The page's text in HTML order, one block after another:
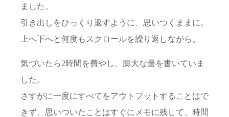
ました。
引き出しをひっくり返すように、思いつくままに。
上へ下へと何度もスクロールを繰り返しながら。
気づいたら2時間を費やし、膨大な量を書いていま
した。
さすがに一度にすべてをアウトプットすることはで
きず、思いついたことはすぐにメモに残して、時間